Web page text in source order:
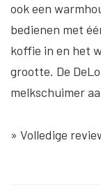
ook een
bedienen met
koffie in en het
grootte. De
melkschuimer
» Volledige